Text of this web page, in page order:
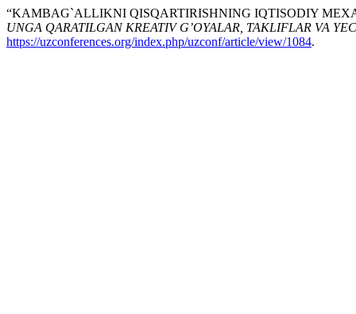
“KAMBAG`ALLIKNI QISQARTIRISHNING IQTISODIY
UNGA QARATILGAN KREATIV G’OYALAR, TAKLIFLAR VA
https://uzconferences.org/index.php/uzconf/article/view/1084.